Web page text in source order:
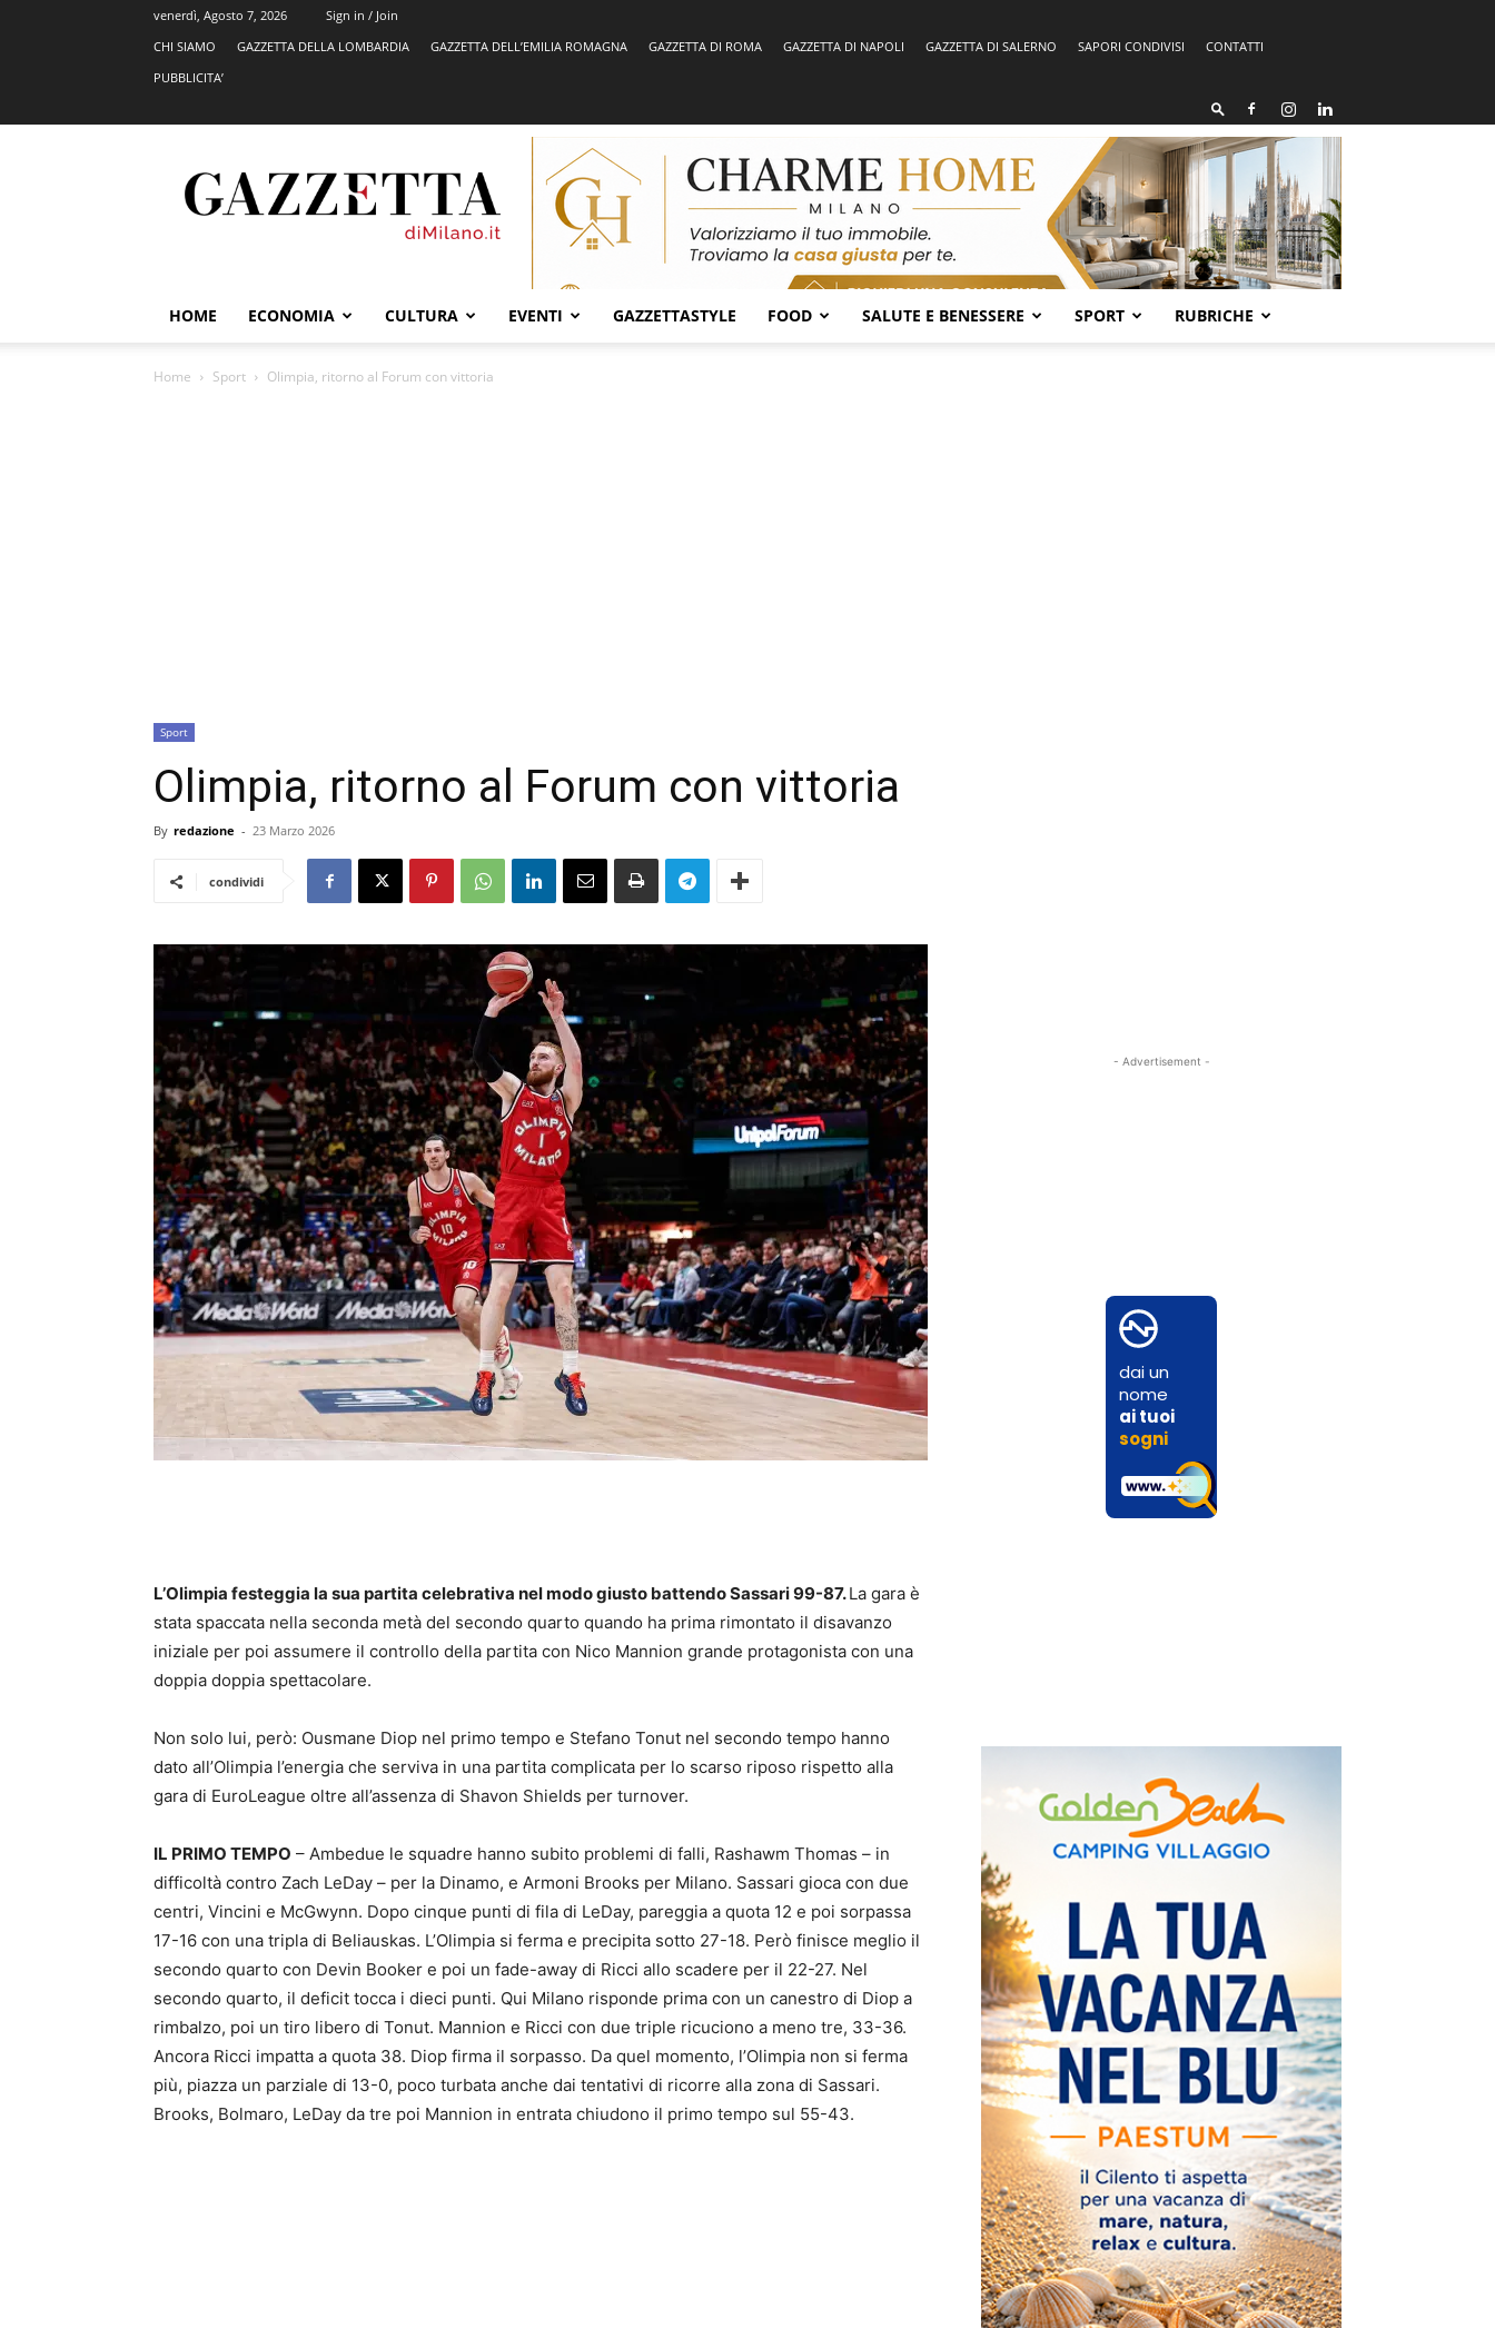
venerdì, Agosto 7, 2026
Sign in / Join
CHI SIAMO
GAZZETTA DELLA LOMBARDIA GAZZETTA DELL’EMILIA ROMAGNA GAZZETTA DI ROMA GAZZETTA DI NAPOLI GAZZETTA DI SALERNO SAPORI CONDIVISI
CONTATTI
PUBBLICITA’
HOME ECONOMIA CULTURA EVENTI GAZZETTASTYLE FOOD SALUTE E BENESSERE SPORT RUBRICHE
Home Sport Olimpia, ritorno al Forum con vittoria
Sport
Olimpia, ritorno al Forum con vittoria
By redazione - 23 Marzo 2026
condividi
L’Olimpia festeggia la sua partita celebrativa nel modo giusto battendo Sassari 99-87.La gara è
stata spaccata nella seconda metà del secondo quarto quando ha prima rimontato il disavanzo
iniziale per poi assumere il controllo della partita con Nico Mannion grande protagonista con una
doppia doppia spettacolare.
Non solo lui, però: Ousmane Diop nel primo tempo e Stefano Tonut nel secondo tempo hanno
dato all’Olimpia l’energia che serviva in una partita complicata per lo scarso riposo rispetto alla
gara di EuroLeague oltre all’assenza di Shavon Shields per turnover.
IL PRIMO TEMPO – Ambedue le squadre hanno subito problemi di falli, Rashawm Thomas – in
difficoltà contro Zach LeDay – per la Dinamo, e Armoni Brooks per Milano. Sassari gioca con due
centri, Vincini e McGwynn. Dopo cinque punti di fila di LeDay, pareggia a quota 12 e poi sorpassa
17-16 con una tripla di Beliauskas. L’Olimpia si ferma e precipita sotto 27-18. Però finisce meglio il
secondo quarto con Devin Booker e poi un fade-away di Ricci allo scadere per il 22-27. Nel
secondo quarto, il deficit tocca i dieci punti. Qui Milano risponde prima con un canestro di Diop a
rimbalzo, poi un tiro libero di Tonut. Mannion e Ricci con due triple ricuciono a meno tre, 33-36.
Ancora Ricci impatta a quota 38. Diop firma il sorpasso. Da quel momento, l’Olimpia non si ferma
più, piazza un parziale di 13-0, poco turbata anche dai tentativi di ricorre alla zona di Sassari.
Brooks, Bolmaro, LeDay da tre poi Mannion in entrata chiudono il primo tempo sul 55-43.
- Advertisement -